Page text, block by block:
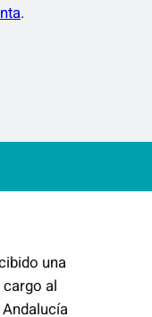
.
una
al